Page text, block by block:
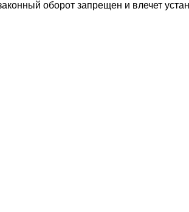
оборот запрещен и влечет